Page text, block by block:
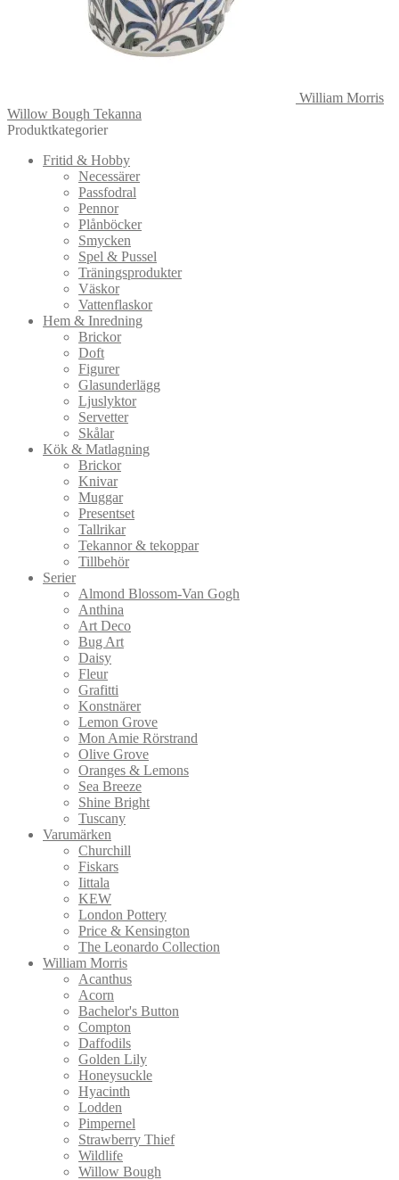
William Morris
Willow Bough Tekanna
Produktkategorier
Fritid & Hobby
Necessärer
Passfodral
Pennor
Plånböcker
Smycken
Spel & Pussel
Träningsprodukter
Väskor
Vattenflaskor
Hem & Inredning
Brickor
Doft
Figurer
Glasunderlägg
Ljuslyktor
Servetter
Skålar
Kök & Matlagning
Brickor
Knivar
Muggar
Presentset
Tallrikar
Tekannor & tekoppar
Tillbehör
Serier
Almond Blossom-Van Gogh
Anthina
Art Deco
Bug Art
Daisy
Fleur
Grafitti
Konstnärer
Lemon Grove
Mon Amie Rörstrand
Olive Grove
Oranges & Lemons
Sea Breeze
Shine Bright
Tuscany
Varumärken
Churchill
Fiskars
Iittala
KEW
London Pottery
Price & Kensington
The Leonardo Collection
William Morris
Acanthus
Acorn
Bachelor's Button
Compton
Daffodils
Golden Lily
Honeysuckle
Hyacinth
Lodden
Pimpernel
Strawberry Thief
Wildlife
Willow Bough